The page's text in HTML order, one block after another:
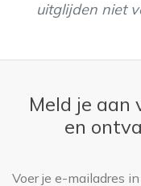
uitglijden niet
Meld je aan
en
E-mailadres